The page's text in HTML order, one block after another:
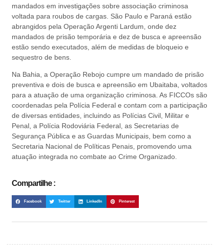
mandados em investigações sobre associação criminosa
voltada para roubos de cargas. São Paulo e Paraná estão
abrangidos pela Operação Argenti Lardum, onde dez
mandados de prisão temporária e dez de busca e apreensão
estão sendo executados, além de medidas de bloqueio e
sequestro de bens.
Na Bahia, a Operação Rebojo cumpre um mandado de prisão
preventiva e dois de busca e apreensão em Ubaitaba, voltados
para a atuação de uma organização criminosa. As FICCOs são
coordenadas pela Polícia Federal e contam com a participação
de diversas entidades, incluindo as Polícias Civil, Militar e
Penal, a Polícia Rodoviária Federal, as Secretarias de
Segurança Pública e as Guardas Municipais, bem como a
Secretaria Nacional de Políticas Penais, promovendo uma
atuação integrada no combate ao Crime Organizado.
Compartilhe :
Facebook Twitter LinkedIn Pinterest